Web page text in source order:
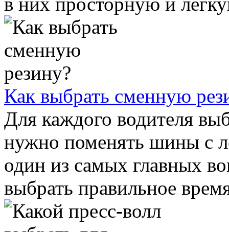
Как выбрать сменную
Для каждого водителя
нужно поменять шины с
один из самых главных
выбрать правильное